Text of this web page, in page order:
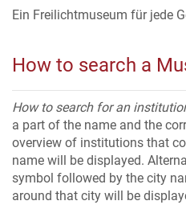
Ein Freilichtmuseum für jede
How to search a
How to search for an
a part of the name and the
overview of institutions that
name will be displayed.
symbol followed by the city
around that city will be